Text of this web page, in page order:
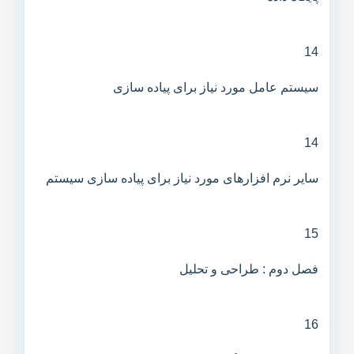
14
سیستم عامل مورد نیاز برای پیاده سازی
14
سایر نرم افزارهای مورد نیاز برای پیاده سازی سیستم
15
فصل دوم : طراحی و تحلیل
16